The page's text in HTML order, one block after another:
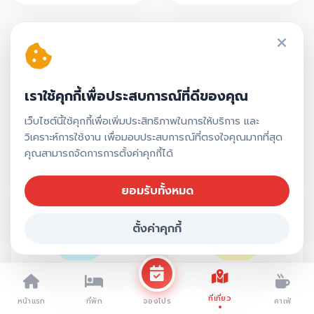
ที่ปรึกษา
Webometrics
พังงา
ระบบแผน พัสดุ การ
เงิน
พังงา
ระบบบริการประชาชน
พังงา
ระบบโรงเรียนดิจิทัล
พังงา
เราใช้คุกกี้เพื่อประสบการณ์ที่ดีของคุณ
เว็บไซต์นี้ใช้คุกกี้เพื่อเพิ่มประสิทธิภาพในการให้บริการ และ
วิเคราะห์การใช้งาน เพื่อมอบประสบการณ์ที่ตรงใจคุณมากที่สุด
คุณสามารถจัดการการตั้งค่าคุกกี้ได้
ยอมรับทั้งหมด
ตั้งค่าคุกกี้
จองที่พัก / เช็คราคาโปรโมชั่น
หน้าแรก ที่พัก จองโปร ที่เที่ยว คาเฟ่